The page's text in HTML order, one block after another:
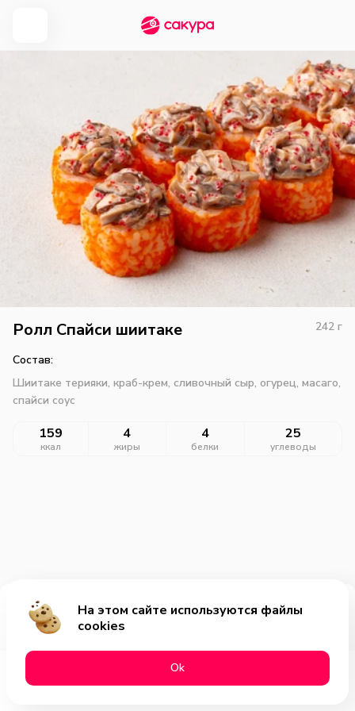
Ролл Спайси шиитаке 242 г
Состав:
Шиитаке терияки, краб-крем, сливочный сыр, огурец, масаго,
спайси соус
159
ккал
4
жиры
4
белки
25
углеводы
Добавить за 399₽
На этом сайте используются файлы
cookies
Оk